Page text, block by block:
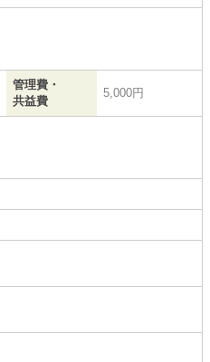
管理費・
共益費
5,000円